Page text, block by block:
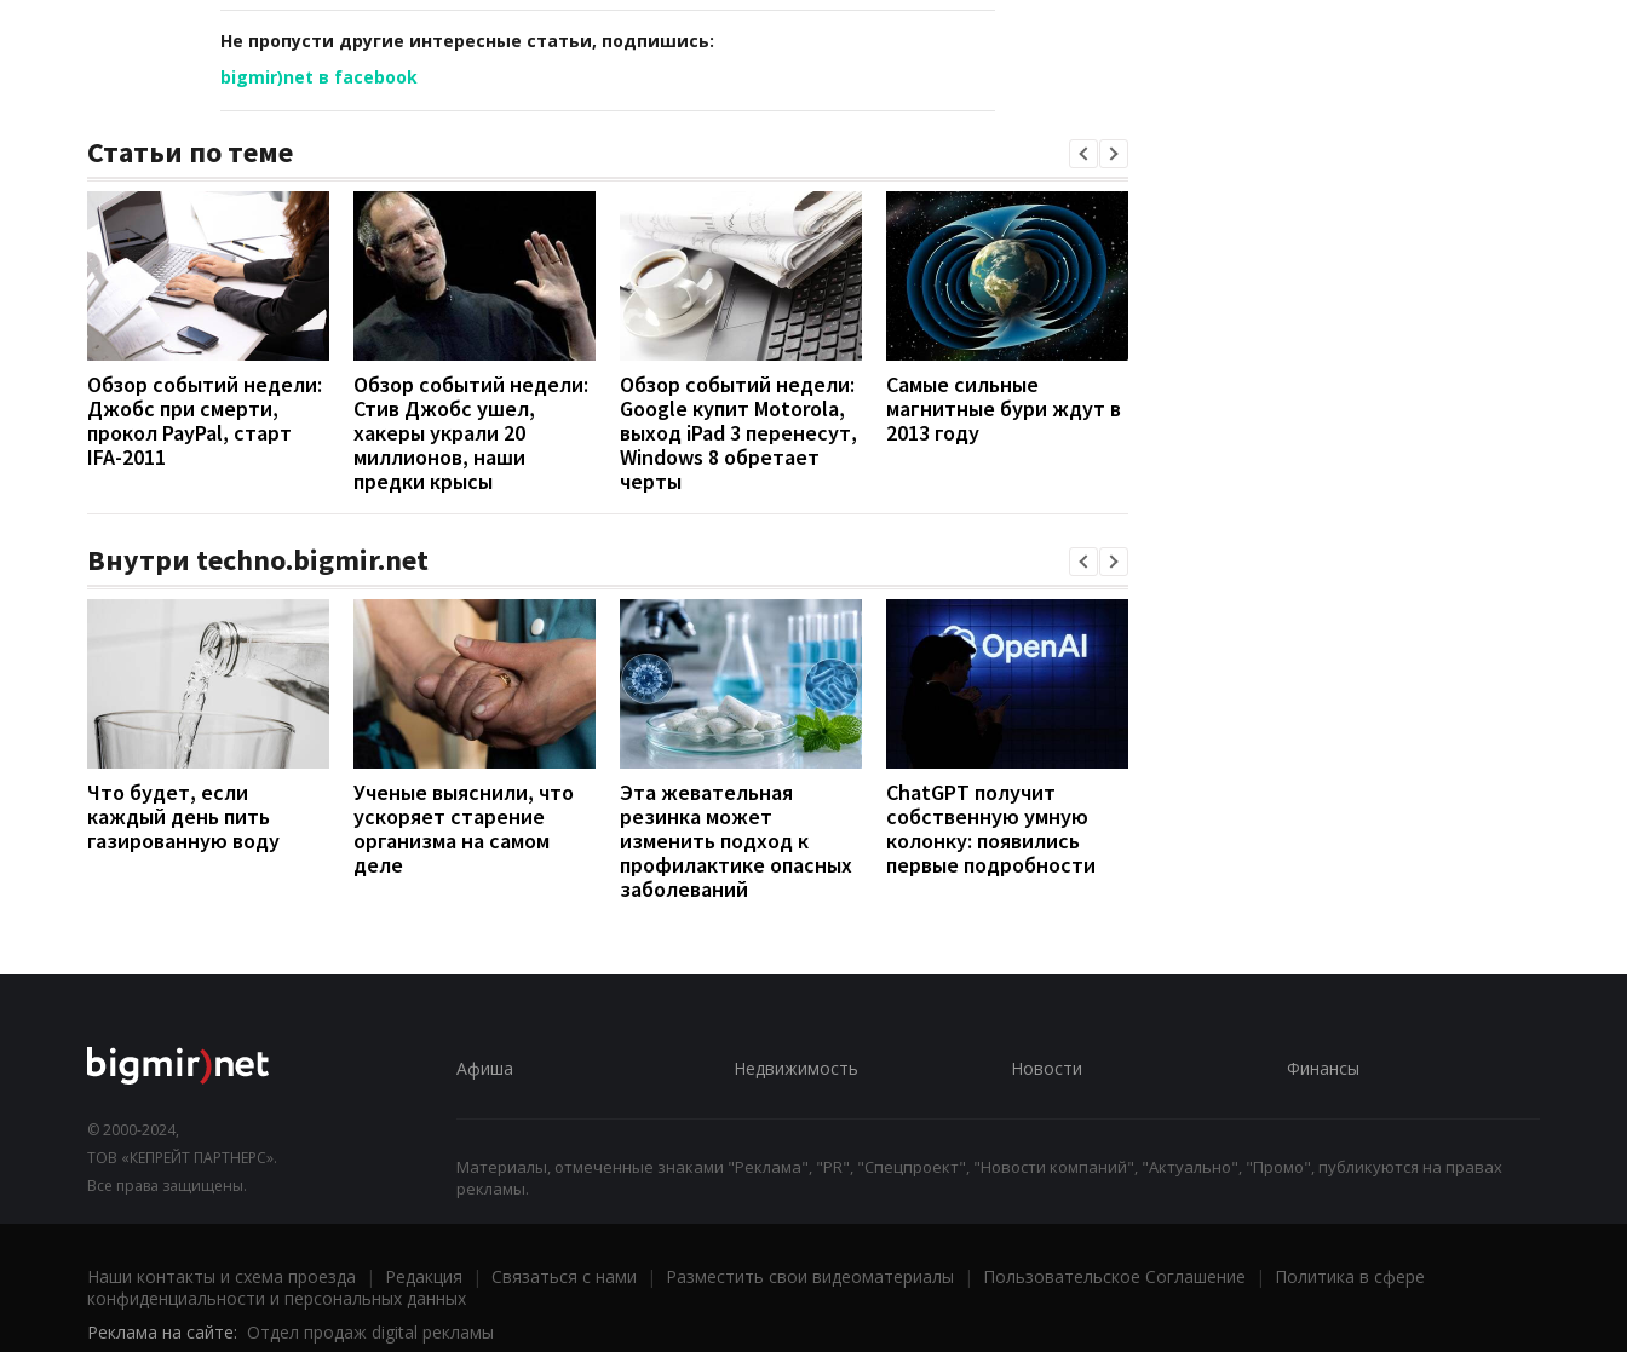
Не пропусти другие интересные статьи, подпишись:
bigmir)net в facebook
Статьи по теме
Обзор событий недели:
Джобс при смерти,
прокол PayPal, старт
IFA-2011
Обзор событий недели:
Стив Джобс ушел,
хакеры украли 20
миллионов, наши
предки крысы
Обзор событий недели:
Google купит Motorola,
выход iPad 3 перенесут,
Windows 8 обретает
черты
Самые сильные
магнитные бури ждут в
2013 году
Внутри techno.bigmir.net
Что будет, если
каждый день пить
газированную воду
Ученые выяснили, что
ускоряет старение
организма на самом
деле
Эта жевательная
резинка может
изменить подход к
профилактике опасных
заболеваний
ChatGPT получит
собственную умную
колонку: появились
первые подробности
© 2000-2024,
ТОВ «КЕПРЕЙТ ПАРТНЕРС».
Все права защищены.
Афиша Недвижимость Новости Финансы
Материалы, отмеченные знаками "Реклама", "PR", "Спецпроект", "Новости компаний", "Актуально", "Промо", публикуются на правах
рекламы.
Наши контакты и схема проезда | Редакция | Связаться с нами | Разместить свои видеоматериалы | Пользовательское Соглашение |
Политика в сфере
конфиденциальности и персональных данных
Реклама на сайте: Отдел продаж digital рекламы